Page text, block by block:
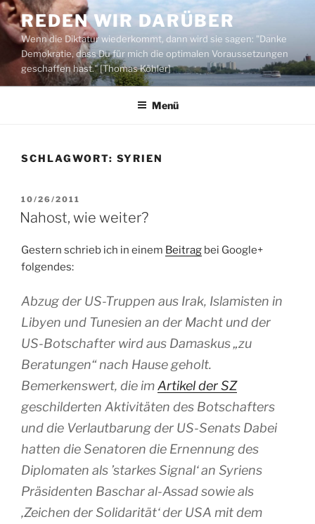
Zum
Inhalt
springen
REDEN WIR DARÜBER
Wenn die Diktatur wiederkommt, dann wird sie sagen: "Danke
Demokratie, dass Du für mich die optimalen Voraussetzungen
geschaffen hast." [Thomas Köhler]
Menü
SCHLAGWORT: SYRIEN
VERÖFFENTLICHT
AM
10/26/2011
Nahost, wie weiter?
Gestern schrieb ich in einem Beitrag bei Google+
folgendes:
Abzug der US-Truppen aus Irak, Islamisten in
Libyen und Tunesien an der Macht und der
US-Botschafter wird aus Damaskus „zu
Beratungen“ nach Hause geholt.
Bemerkenswert, die imArtikel der SZ
geschilderten Aktivitäten des Botschafters
und die Verlautbarung der US-Senats Dabei
hatten die Senatoren die Ernennung des
Diplomaten als ’starkes Signal‘ an Syriens
Präsidenten Baschar al-Assad sowie als
‚Zeichen der Solidarität‘ der USA mit dem